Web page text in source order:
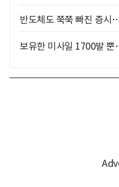
반도체도 쭉쭉 빠진 증시
보유한 미사일 1700발